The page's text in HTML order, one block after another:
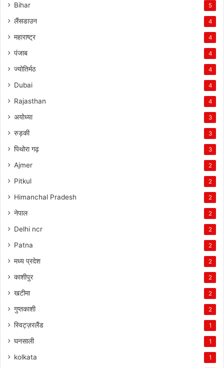
Bihar 5
लैंसडाउन 4
महाराष्ट्र 4
पंजाब 4
ज्योतिर्मठ 4
Dubai 4
Rajasthan 4
अयोध्या 3
रुड़की 3
पिथोरा गढ़ 3
Ajmer 2
Pitkul 2
Himanchal Pradesh 2
नेपाल 2
Delhi ncr 2
Patna 2
मध्य प्रदेश 2
काशीपुर 2
खटीमा 2
गुप्तकाशी 2
स्विट्ज़रलैंड 1
घनसाली 1
kolkata 1